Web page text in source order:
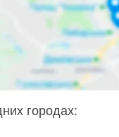
городах: